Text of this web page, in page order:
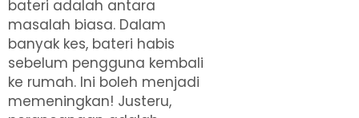
bateri adalah antara
masalah biasa. Dalam
banyak kes, bateri habis
sebelum pengguna kembali
ke rumah. Ini boleh menjadi
memeningkan! Justeru,